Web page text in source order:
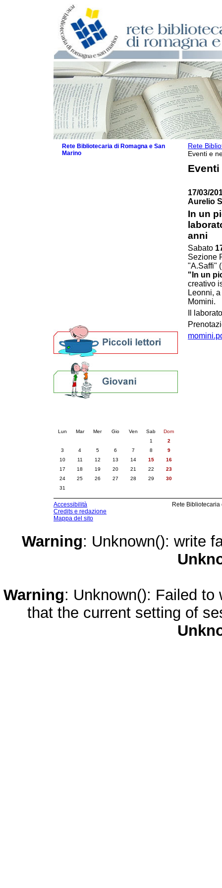
Rete
Eventi e
Eventi
17/03/
Aurelio
In un
anni
Sabato
Sezione
"A.Saffi"
"In un
creativo
Leonni,
Momini.
Il
Rete Bibliotecaria di Romagna e San
Marino
Lun Mar Mer Gio Ven Sab
Dom
1
2
3
4 5 6 7 8
9
10
11 12 13 14 15
16
17
18 19 20 21 22
23
24
25 26 27 28 29
30
31
Accessibilità
Credits e redazione
Mappa del sito
Rete
Warning: Unknown(): write
Warning: Unknown(): Failed
that the current setting of